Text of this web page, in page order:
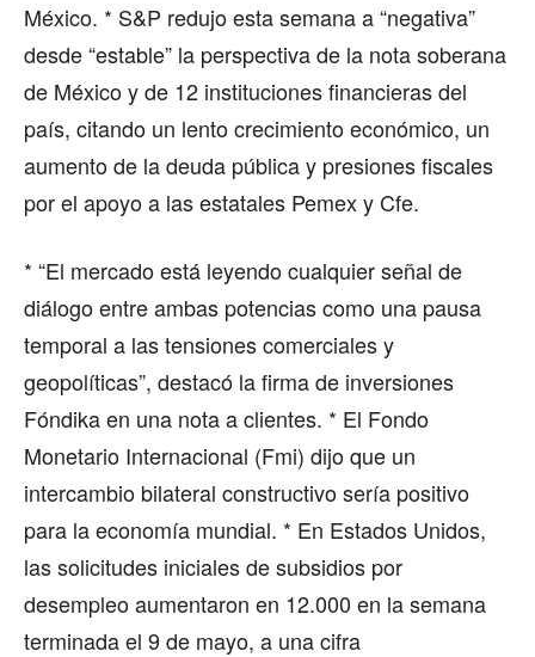
México. * S&P redujo esta semana a “negativa”
desde “estable” la perspectiva de la nota soberana
de México y de 12 instituciones financieras del
país, citando un lento crecimiento económico, un
aumento de la deuda pública y presiones fiscales
por el apoyo a las estatales Pemex y Cfe.
* “El mercado está leyendo cualquier señal de
diálogo entre ambas potencias como una pausa
temporal a las tensiones comerciales y
geopolíticas”, destacó la firma de inversiones
Fóndika en una nota a clientes. * El Fondo
Monetario Internacional (Fmi) dijo que un
intercambio bilateral constructivo sería positivo
para la economía mundial. * En Estados Unidos,
las solicitudes iniciales de subsidios por
desempleo aumentaron en 12.000 en la semana
terminada el 9 de mayo, a una cifra